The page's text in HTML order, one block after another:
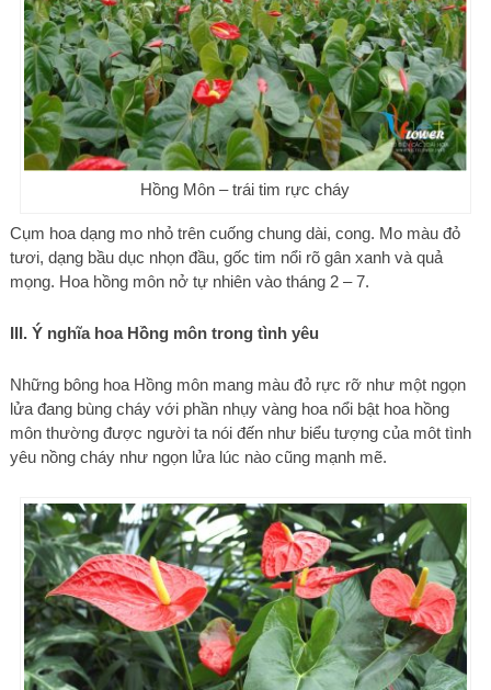
Hồng Môn – trái tim rực cháy
Cụm hoa dạng mo nhỏ trên cuống chung dài, cong. Mo màu đỏ
tươi, dạng bầu dục nhọn đầu, gốc tim nổi rõ gân xanh và quả
mọng. Hoa hồng môn nở tự nhiên vào tháng 2 – 7.
III. Ý nghĩa hoa Hồng môn trong tình yêu
Những bông hoa Hồng môn mang màu đỏ rực rỡ như một ngọn
lửa đang bùng cháy với phần nhụy vàng hoa nổi bật hoa hồng
môn thường được người ta nói đến như biểu tượng của môt tình
yêu nồng cháy như ngọn lửa lúc nào cũng mạnh mẽ.